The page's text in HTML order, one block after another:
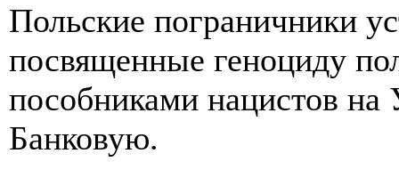
Польские пограничники
посвященные геноциду
пособниками нацистов на
Банковую.